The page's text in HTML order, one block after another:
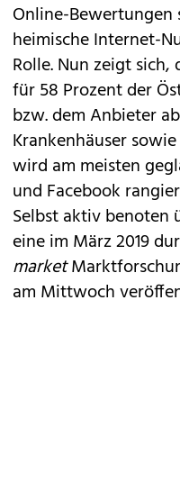
Online-
heimische Internet-
Rolle. Nun zeigt
für 58 Prozent der
bzw. dem Anbieter
Krankenhäuser
wird am meisten
und Facebook
Selbst aktiv benoten
eine im März 2019
market
am Mittwoch